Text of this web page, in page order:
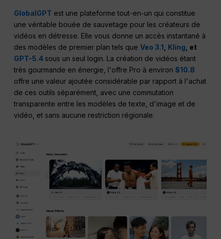
GlobalGPT est une plateforme tout-en-un qui constitue
une véritable bouée de sauvetage pour les créateurs de
vidéos en détresse. Elle vous donne un accès instantané à
des modèles de premier plan tels queVeo 3.1 , Kling, et
GPT-5.4 sous un seul login. La création de vidéos étant
très gourmande en énergie, l'offre Pro à environ$10.8
offre une valeur ajoutée considérable par rapport à l'achat
de ces outils séparément, avec une commutation
transparente entre les modèles de texte, d'image et de
vidéo, et sans aucune restriction régionale.